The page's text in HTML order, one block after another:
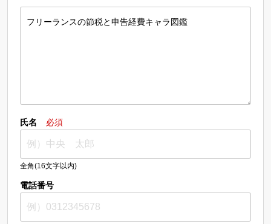
氏名 必須
全角(16文字以内)
電話番号